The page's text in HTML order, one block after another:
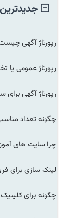
رپورتاژ آگهی
رپورتاژ عمومی یا
رپورتاژ آگهی
چگونه تعداد
چرا سایت های
لینک سازی برای
چگونه برای